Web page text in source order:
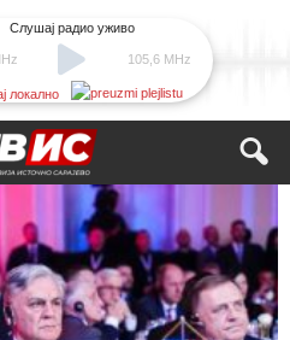
Слушај радио уживо
105,6 MHz
локално